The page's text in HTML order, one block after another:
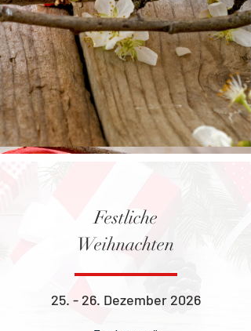
Festliche
Weihnachten
​25. - 26. Dezember 2026